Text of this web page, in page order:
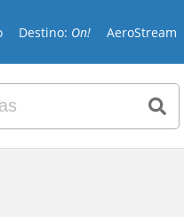
Destino: On! AeroStream